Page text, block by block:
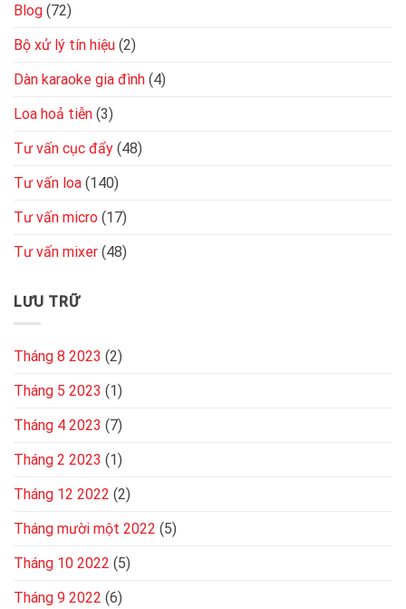
Blog (72)
Bộ xử lý tín hiệu (2)
Dàn karaoke gia đình (4)
Loa hoả tiễn (3)
Tư vấn cục đẩy (48)
Tư vấn loa (140)
Tư vấn micro (17)
Tư vấn mixer (48)
LƯU TRỮ
Tháng 8 2023 (2)
Tháng 5 2023 (1)
Tháng 4 2023 (7)
Tháng 2 2023 (1)
Tháng 12 2022 (2)
Tháng mười một 2022 (5)
Tháng 10 2022 (5)
Tháng 9 2022 (6)